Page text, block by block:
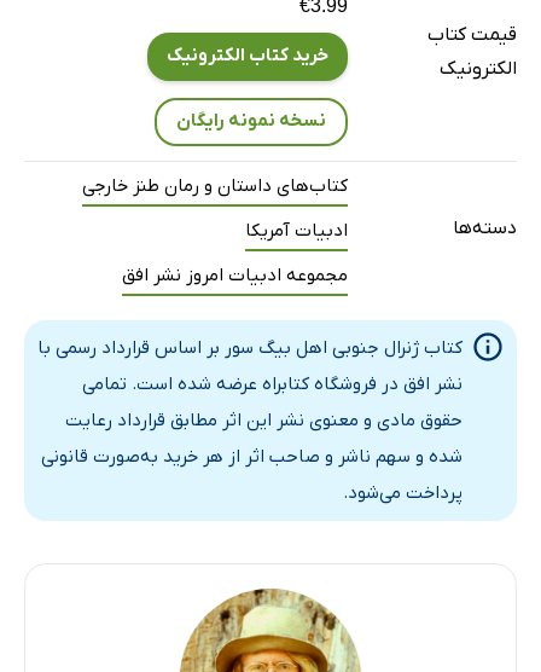
پایان کار شش دلار و هفتاد و دو سنت
سفر به گیتسبورگ! سفر به گیتسبورگ
خداحافظی با قورباغه‌ها
آداب تدخین
هایکوی تمساحِ نبرد بیابان
او همیشه کنار باغ می‌ایستد
آن صدای دارق و دارق
تاریخچه‌ی آمریکا بعد از جنگ بین ایالت‌ها
خیاط سن‌خوزه‌ایِ لی‌ملون
لی‌ملون، دور شو! ‌ای رود خروشان
تمساح‌ها، منهای گوشت دنده‌ی خوک
قیمت کتاب
الکترونیک
€3.99
خرید کتاب الکترونیک
نسخه نمونه رایگان
دسته‌ها
کتاب‌های داستان و رمان طنز خارجی
ادبیات آمریکا
مجموعه ادبیات امروز نشر افق
کتاب ژنرال جنوبی اهل بیگ سور بر اساس قرارداد رسمی با
نشر افق در فروشگاه کتابراه عرضه شده است. تمامی
حقوق مادی و معنوی نشر این اثر مطابق قرارداد رعایت
شده و سهم ناشر و صاحب اثر از هر خرید به‌صورت قانونی
پرداخت می‌شود.